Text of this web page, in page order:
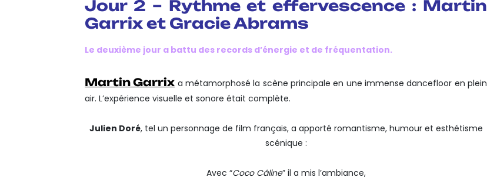
Jour 2 – Rythme et effervescence : Martin
Garrix et Gracie Abrams
Le deuxième jour a battu des records d’énergie et de fréquentation.
Martin Garrix a métamorphosé la scène principale en une immense dancefloor en plein
air. L’expérience visuelle et sonore était complète.
Julien Doré, tel un personnage de film français, a apporté romantisme, humour et esthétisme
scénique :
Avec “Coco Câline” il a mis l’ambiance,